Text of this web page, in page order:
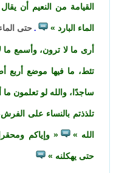
القيامة من النعيم أن
الماء البارد .حتى
أرى ما لا ترون، وأسمع
تئط، ما فيها موضع أربع
ساجدًا، والله لو تعلمون ما
تلذذتم بالنساء على
الله وإياكم
حتى يهكلنه